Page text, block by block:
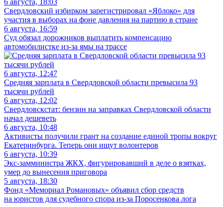
Свердловский избирком зарегистрировал «Яблоко» для
участия в выборах на фоне давления на партию в стране
6 августа, 16:59
Суд обязал дорожников выплатить компенсацию
автомобилистке из-за ямы на трассе
6 августа, 12:47
Средняя зарплата в Свердловской области превысила 93
тысячи рублей
6 августа, 12:02
Свердловскстат: бензин на заправках Свердловской области
начал дешеветь
6 августа, 10:48
Активисты получили грант на создание единой тропы вокруг
Екатеринбурга. Теперь они ищут волонтеров
6 августа, 10:39
Экс-замминистра ЖКХ, фигурировавший в деле о взятках,
умер до вынесения приговора
5 августа, 18:30
Фонд «Мемориал Романовых» объявил сбор средств
на юристов для судебного спора из-за Поросенкова лога